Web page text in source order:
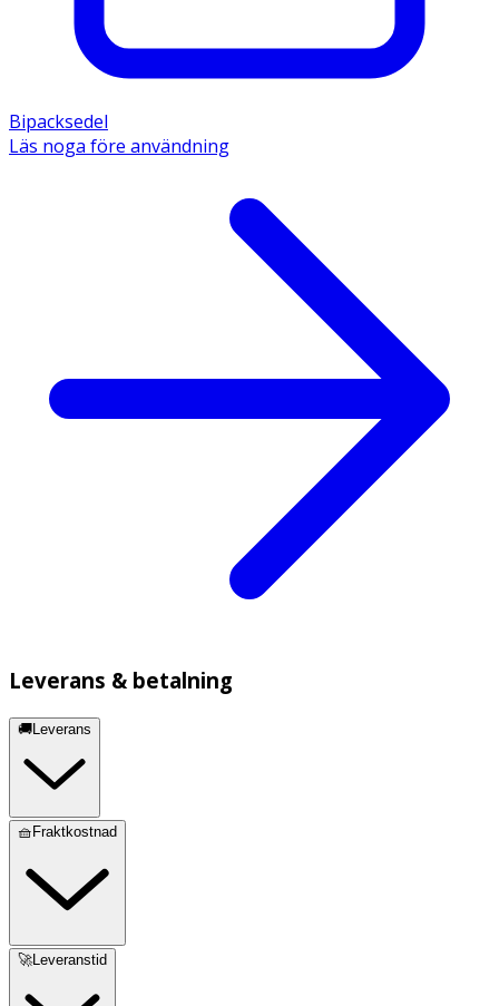
Bipacksedel
Läs noga före användning
Leverans & betalning
🚚Leverans
🧺Fraktkostnad
🚀Leveranstid